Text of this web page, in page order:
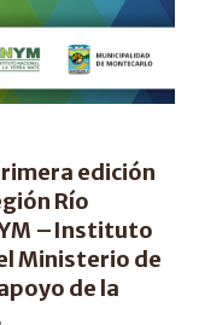
edición
Río
–Instituto
Ministerio de
de la